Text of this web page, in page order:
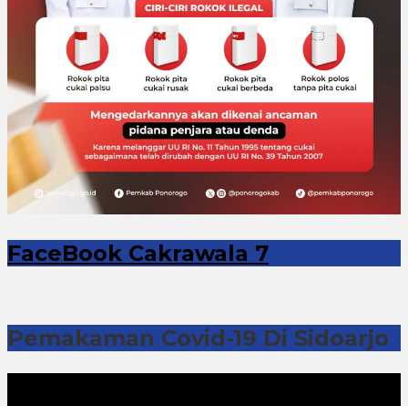
FaceBook Cakrawala 7
Pemakaman Covid-19 Di Sidoarjo